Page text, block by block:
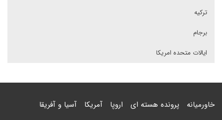
ترکیه
برجام
ایالات متحده امریکا
خاورمیانه پرونده هسته ای اروپا آمریکا آسیا و آفریقا